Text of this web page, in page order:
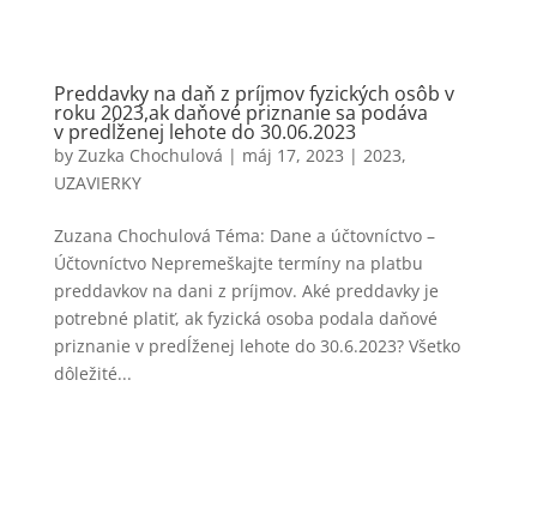
Preddavky na daň z príjmov fyzických osôb v
roku 2023,ak daňové priznanie sa podáva
v predĺženej lehote do 30.06.2023
by Zuzka Chochulová | máj 17, 2023 | 2023,
UZAVIERKY
Zuzana Chochulová Téma: Dane a účtovníctvo –
Účtovníctvo Nepremeškajte termíny na platbu
preddavkov na dani z príjmov. Aké preddavky je
potrebné platiť, ak fyzická osoba podala daňové
priznanie v predĺženej lehote do 30.6.2023? Všetko
dôležité...